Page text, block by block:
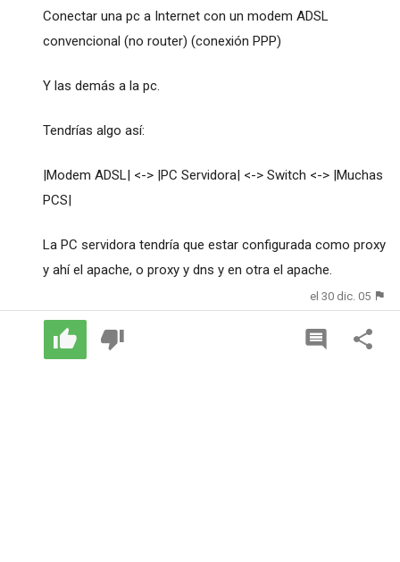
Conectar una pc a Internet con un modem ADSL
convencional (no router) (conexión PPP)
Y las demás a la pc.
Tendrías algo así:
|Modem ADSL| <-> |PC Servidora| <-> Switch <-> |Muchas
PCS|
La PC servidora tendría que estar configurada como proxy
y ahí el apache, o proxy y dns y en otra el apache.
el 30 dic. 05